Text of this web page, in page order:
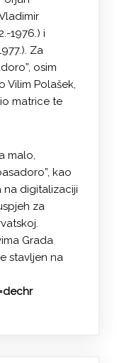
1976.) i
Za
osim
Vilim Polašek,
matrice te
malo,
kao
digitalizaciji
za
Grada
stavljen na